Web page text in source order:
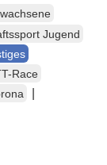
Jugend
Race